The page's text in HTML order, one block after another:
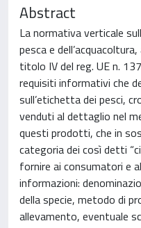
Abstract
La normativa verticale
pesca e
titolo IV del reg. UE n.
requisiti informativi che
sull’etichetta dei pesci,
venduti al dettaglio nel
questi prodotti, che in
categoria dei così detti
fornire ai consumatori e
informazioni:
della specie, metodo di
allevamento, eventuale